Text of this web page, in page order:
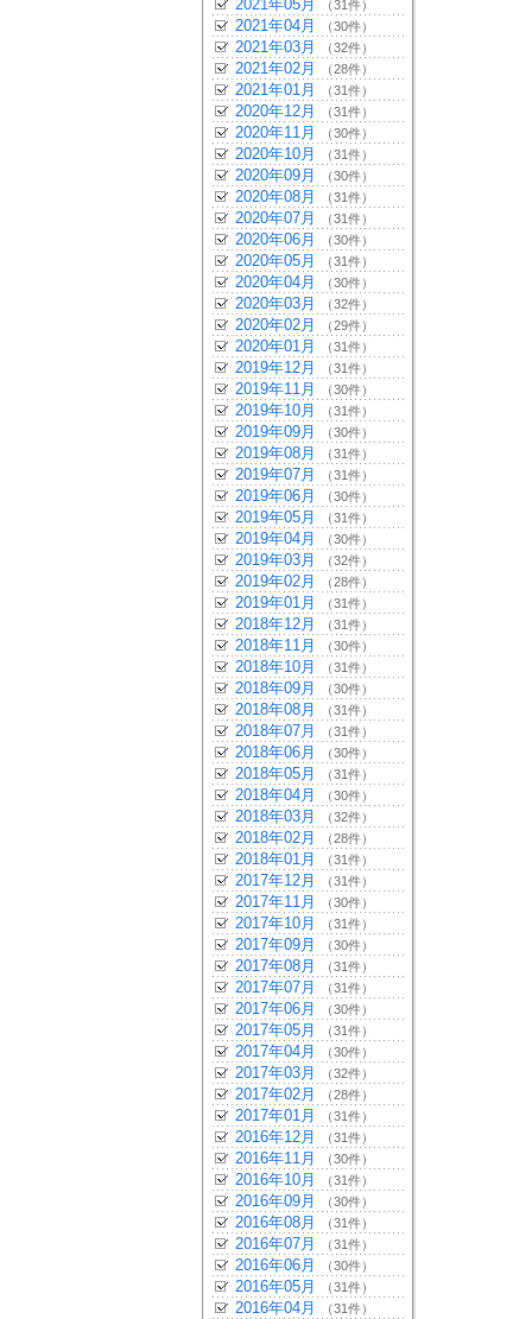
2021年05月 （31件）
2021年04月 （30件）
2021年03月 （32件）
2021年02月 （28件）
2021年01月 （31件）
2020年12月 （31件）
2020年11月 （30件）
2020年10月 （31件）
2020年09月 （30件）
2020年08月 （31件）
2020年07月 （31件）
2020年06月 （30件）
2020年05月 （31件）
2020年04月 （30件）
2020年03月 （32件）
2020年02月 （29件）
2020年01月 （31件）
2019年12月 （31件）
2019年11月 （30件）
2019年10月 （31件）
2019年09月 （30件）
2019年08月 （31件）
2019年07月 （31件）
2019年06月 （30件）
2019年05月 （31件）
2019年04月 （30件）
2019年03月 （32件）
2019年02月 （28件）
2019年01月 （31件）
2018年12月 （31件）
2018年11月 （30件）
2018年10月 （31件）
2018年09月 （30件）
2018年08月 （31件）
2018年07月 （31件）
2018年06月 （30件）
2018年05月 （31件）
2018年04月 （30件）
2018年03月 （32件）
2018年02月 （28件）
2018年01月 （31件）
2017年12月 （31件）
2017年11月 （30件）
2017年10月 （31件）
2017年09月 （30件）
2017年08月 （31件）
2017年07月 （31件）
2017年06月 （30件）
2017年05月 （31件）
2017年04月 （30件）
2017年03月 （32件）
2017年02月 （28件）
2017年01月 （31件）
2016年12月 （31件）
2016年11月 （30件）
2016年10月 （31件）
2016年09月 （30件）
2016年08月 （31件）
2016年07月 （31件）
2016年06月 （30件）
2016年05月 （31件）
2016年04月 （31件）